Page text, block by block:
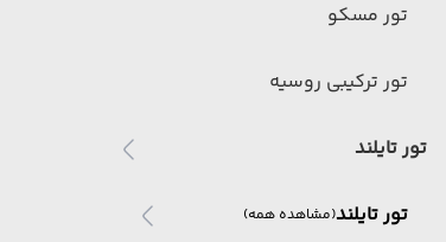
تور مسکو
تور ترکیبی روسیه
تور تایلند
تور تایلند(مشاهده همه)